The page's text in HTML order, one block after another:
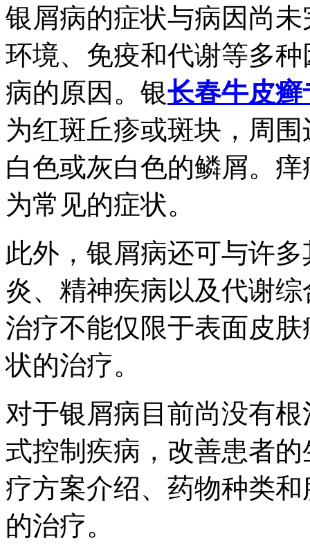
银屑病的症状与病因尚
环境、免疫和代谢等多
病的原因。银长春牛皮
为红斑丘疹或斑块，周
白色或灰白色的鳞屑。
为常见的症状。
此外，银屑病还可与许
炎、精神疾病以及代谢
治疗不能仅限于表面皮
状的治疗。
对于银屑病目前尚没有
式控制疾病，改善患者
疗方案介绍、药物种类
的治疗。